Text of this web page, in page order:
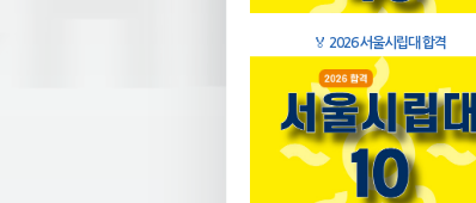
🏅 2026 서울시립대 합격